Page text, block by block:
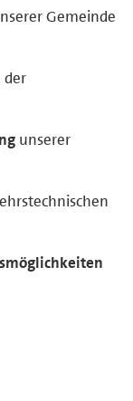
Gemeinde
der
unserer